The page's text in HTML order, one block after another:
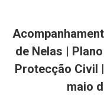
de Nelas |
Protecção Civil
maio